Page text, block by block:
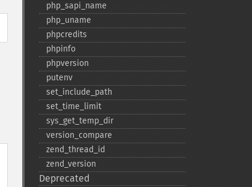
php_​sapi_​name
php_​uname
phpcredits
phpinfo
phpversion
putenv
set_​include_​path
set_​time_​limit
sys_​get_​temp_​dir
version_​compare
zend_​thread_​id
zend_​version
Deprecated